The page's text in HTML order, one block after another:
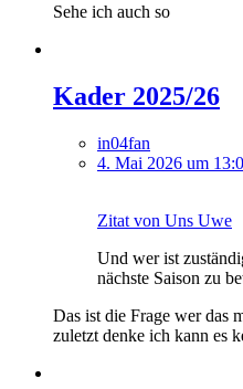
Sehe ich auch so
Kader 2025/26
in04fan
4. Mai 2026 um
Zitat von Uns Uwe
Und wer ist
nächste Saison zu
Das ist die Frage wer das
zuletzt denke ich kann es